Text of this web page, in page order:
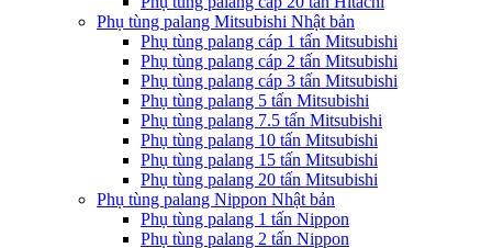
Phụ tùng palang Mitsubishi Nhật bản
Phụ tùng palang cáp 1 tấn Mitsubishi
Phụ tùng palang cáp 2 tấn Mitsubishi
Phụ tùng palang cáp 3 tấn Mitsubishi
Phụ tùng palang 5 tấn Mitsubishi
Phụ tùng palang 7.5 tấn Mitsubishi
Phụ tùng palang 10 tấn Mitsubishi
Phụ tùng palang 15 tấn Mitsubishi
Phụ tùng palang 20 tấn Mitsubishi
Phụ tùng palang Nippon Nhật bản
Phụ tùng palang 1 tấn Nippon
Phụ tùng palang 2 tấn Nippon